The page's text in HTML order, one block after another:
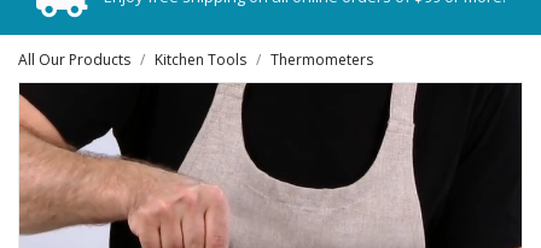
All Our Products / Kitchen Tools / Thermometers